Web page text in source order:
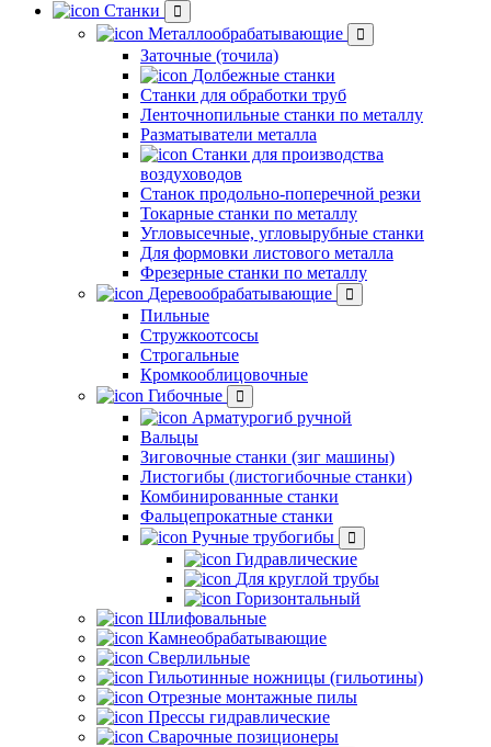
Станки
Металлообрабатывающие
Заточные (точила)
Долбежные станки
Станки для обработки труб
Ленточнопильные станки по металлу
Разматыватели металла
Станки для производства
воздуховодов
Станок продольно-поперечной резки
Токарные станки по металлу
Угловысечные, угловырубные станки
Для формовки листового металла
Фрезерные станки по металлу
Деревообрабатывающие
Пильные
Стружкоотсосы
Строгальные
Кромкооблицовочные
Гибочные
Арматурогиб ручной
Вальцы
Зиговочные станки (зиг машины)
Листогибы (листогибочные станки)
Комбинированные станки
Фальцепрокатные станки
Ручные трубогибы
Гидравлические
Для круглой трубы
Горизонтальный
Шлифовальные
Камнеобрабатывающие
Сверлильные
Гильотинные ножницы (гильотины)
Отрезные монтажные пилы
Прессы гидравлические
Сварочные позиционеры